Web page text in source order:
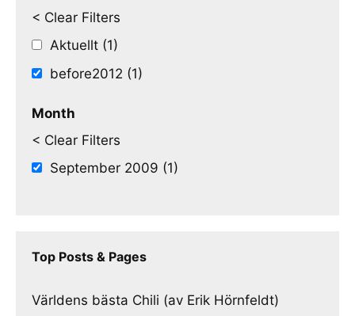
< Clear Filters
Aktuellt (1)
before2012 (1)
Month
< Clear Filters
September 2009 (1)
Top Posts & Pages
Världens bästa Chili (av Erik Hörnfeldt)